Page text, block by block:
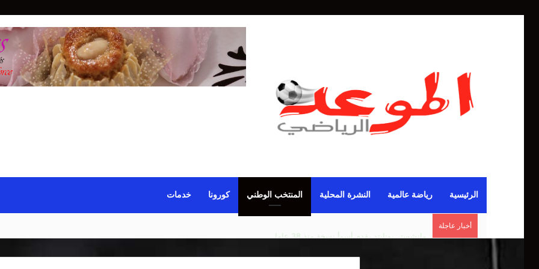
الرئيسية رياضة عالمية النشرة المحلية المنتخب الوطني كورونا خدمات
أخبار عاجلة